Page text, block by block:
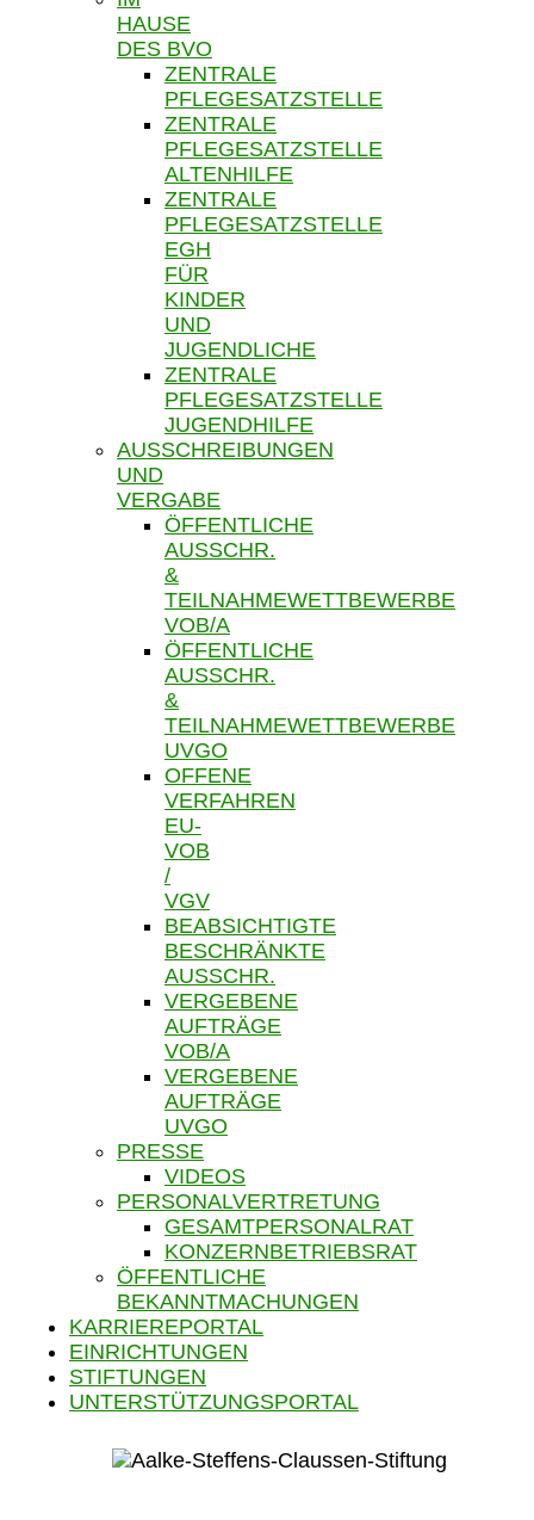
HAUSE
DES BVO
ZENTRALE
PFLEGESATZSTELLE
ZENTRALE
PFLEGESATZSTELLE
ALTENHILFE
ZENTRALE
PFLEGESATZSTELLE
EGH
FÜR
KINDER
UND
JUGENDLICHE
ZENTRALE
PFLEGESATZSTELLE
JUGENDHILFE
AUSSCHREIBUNGEN
UND
VERGABE
ÖFFENTLICHE
AUSSCHR.
&
TEILNAHMEWETTBEWERBE
VOB/A
ÖFFENTLICHE
AUSSCHR.
&
TEILNAHMEWETTBEWERBE
UVGO
OFFENE
VERFAHREN
EU-
VOB
/
VGV
BEABSICHTIGTE
BESCHRÄNKTE
AUSSCHR.
VERGEBENE
AUFTRÄGE
VOB/A
VERGEBENE
AUFTRÄGE
UVGO
PRESSE
VIDEOS
PERSONALVERTRETUNG
GESAMTPERSONALRAT
KONZERNBETRIEBSRAT
ÖFFENTLICHE
BEKANNTMACHUNGEN
KARRIEREPORTAL
EINRICHTUNGEN
STIFTUNGEN
UNTERSTÜTZUNGSPORTAL